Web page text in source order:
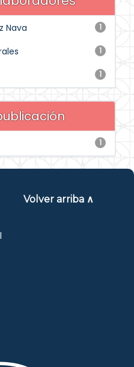
1
Nava
1
1
1
Volver arriba ∧